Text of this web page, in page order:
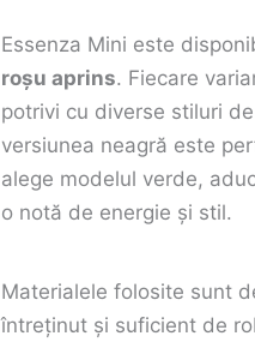
Essenza Mini este
roșu aprins. Fiecare
potrivi cu diverse stiluri
versiunea neagră este
alege modelul verde,
o notă de energie și stil.
Materialele folosite sunt
întreținut și suficient de